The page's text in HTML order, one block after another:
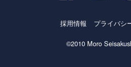
採用情報 プライバシ
©2010 Moro